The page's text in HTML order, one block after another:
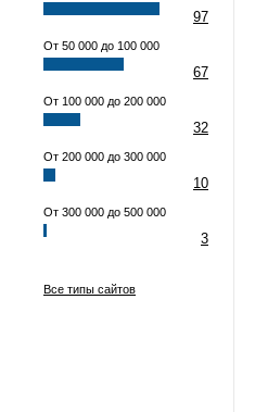
97
От 50 000 до 100 000
67
От 100 000 до 200 000
32
От 200 000 до 300 000
10
От 300 000 до 500 000
3
Все типы сайтов